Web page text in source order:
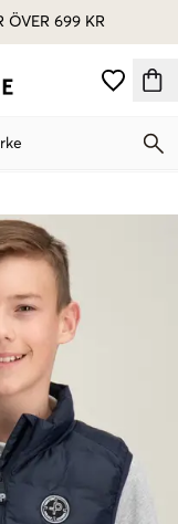
ÖVER 699 KR